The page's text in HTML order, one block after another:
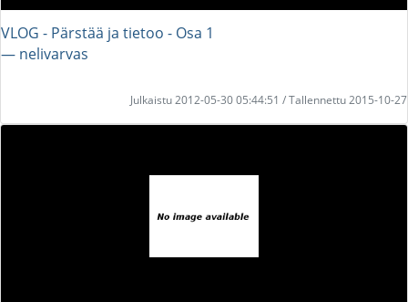
VLOG - Pärstää ja tietoo - Osa 1
― nelivarvas
Julkaistu 2012-05-30 05:44:51 / Tallennettu 2015-10-27